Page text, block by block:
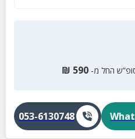
החל מ- 590
₪
053-6130748